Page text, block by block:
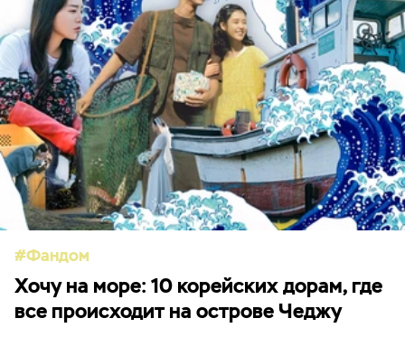
Фандом
Хочу на море: 10 корейских дорам, где
все происходит на острове Чеджу